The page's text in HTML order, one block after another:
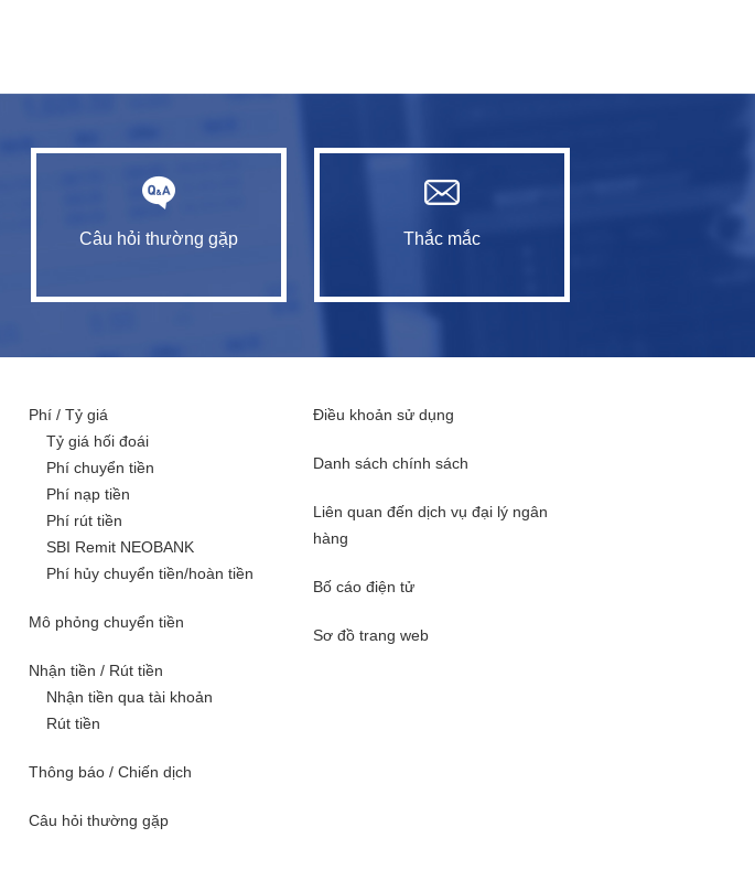
Câu hỏi thường gặp Thắc mắc
Phí / Tỷ giá
Tỷ giá hối đoái
Phí chuyển tiền
Phí nạp tiền
Phí rút tiền
SBI Remit NEOBANK
Phí hủy chuyển tiền/hoàn tiền
Mô phỏng chuyển tiền
Nhận tiền / Rút tiền
Nhận tiền qua tài khoản
Rút tiền
Thông báo / Chiến dịch
Câu hỏi thường gặp
Điều khoản sử dụng
Danh sách chính sách
Liên quan đến dịch vụ đại lý ngân
hàng
Bố cáo điện tử
Sơ đồ trang web